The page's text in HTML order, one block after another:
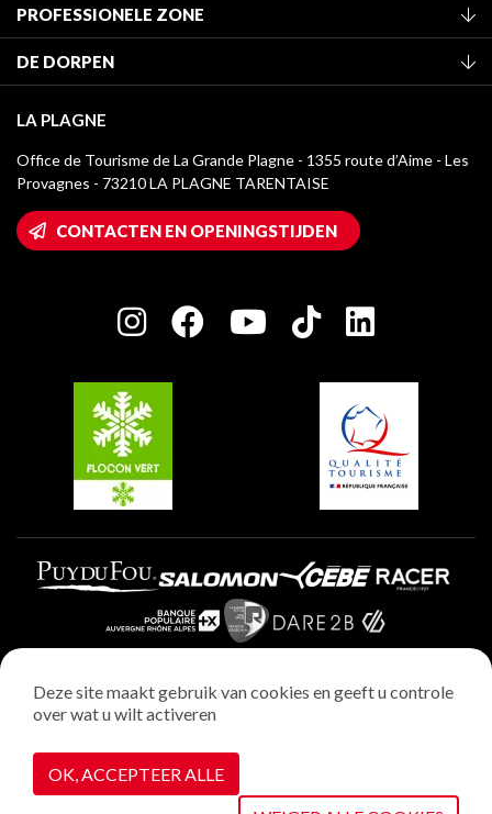
PROFESSIONELE ZONE
Classificatie van de gemeubileerde accommodaties
Verblijfstaks
Mediatheek
La Plagne logo's
Wifi toegang
Huis van de eigenaar
Charter van toegewijde spelers
DE DORPEN
Montchavin - Les Coches
Champagny-en-Vanoise
Plagne 1800
Plagne Villages
Plagne Aime 2000
LA PLAGNE
Office de Tourisme de La Grande Plagne - 1355 route d’Aime - Les
Provagnes - 73210 LA PLAGNE TARENTAISE
CONTACTEN EN OPENINGSTIJDEN
Wettelijke vermeldingen
Privacybeleid
Realisatie : StudioJuillet
Cookiebeheer
Deze site maakt gebruik van cookies en geeft u controle
over wat u wilt activeren
OK, ACCEPTEER ALLE